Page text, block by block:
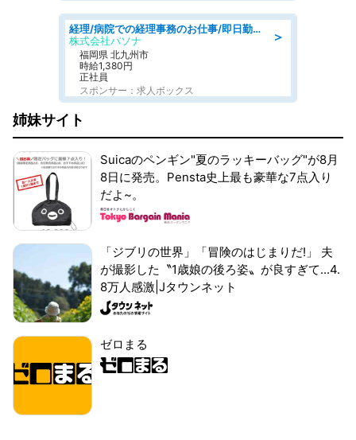
＞
経理/病院での経理事務のお仕事/即日勤務可/車通勤可/経理/一般事務
株式会社パソナ
福岡県 北九州市
時給1,380円
正社員
スポンサー：求人ボックス
姉妹サイト
Suicaのペンギン"夏のラッキーバッグ"が8月
8日に発売。Pensta史上最も豪華な7点入り
だよ~。
「ジブリの世界」「冒険のはじまりだ!」 夫
が撮影した〝1歳娘の後ろ姿〟が良すぎて...4.
8万人感激|Jタウンネット
ゼロまる